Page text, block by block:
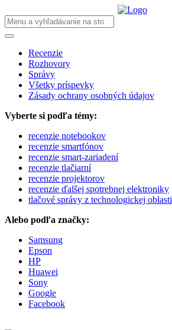
Recenzie
Rozhovory
Správy
Všetky príspevky
Zásady ochrany osobných údajov
Vyberte si podľa témy:
recenzie notebookov
recenzie smartfónov
recenzie smart-zariadení
recenzie tlačiarní
recenzie projektorov
recenzie ďalšej spotrebnej elektroniky
tlačové správy z technologickej oblasti
Alebo podľa značky:
Samsung
Epson
HP
Huawei
Sony
Google
Facebook